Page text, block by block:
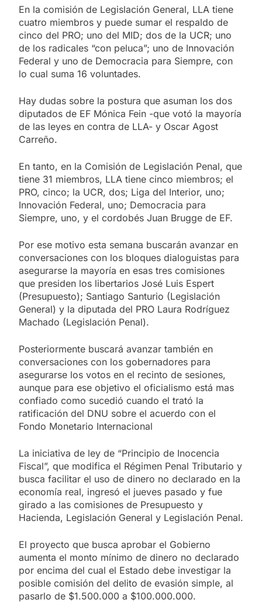
En la comisión de Legislación General, LLA tiene
cuatro miembros y puede sumar el respaldo de
cinco del PRO; uno del MID; dos de la UCR; uno
de los radicales “con peluca”; uno de Innovación
Federal y uno de Democracia para Siempre, con
lo cual suma 16 voluntades.
Hay dudas sobre la postura que asuman los dos
diputados de EF Mónica Fein -que votó la mayoría
de las leyes en contra de LLA- y Oscar Agost
Carreño.
En tanto, en la Comisión de Legislación Penal, que
tiene 31 miembros, LLA tiene cinco miembros; el
PRO, cinco; la UCR, dos; Liga del Interior, uno;
Innovación Federal, uno; Democracia para
Siempre, uno, y el cordobés Juan Brugge de EF.
Por ese motivo esta semana buscarán avanzar en
conversaciones con los bloques dialoguistas para
asegurarse la mayoría en esas tres comisiones
que presiden los libertarios José Luis Espert
(Presupuesto); Santiago Santurio (Legislación
General) y la diputada del PRO Laura Rodríguez
Machado (Legislación Penal).
Posteriormente buscará avanzar también en
conversaciones con los gobernadores para
asegurarse los votos en el recinto de sesiones,
aunque para ese objetivo el oficialismo está mas
confiado como sucedió cuando el trató la
ratificación del DNU sobre el acuerdo con el
Fondo Monetario Internacional
La iniciativa de ley de “Principio de Inocencia
Fiscal”, que modifica el Régimen Penal Tributario y
busca facilitar el uso de dinero no declarado en la
economía real, ingresó el jueves pasado y fue
girado a las comisiones de Presupuesto y
Hacienda, Legislación General y Legislación Penal.
El proyecto que busca aprobar el Gobierno
aumenta el monto mínimo de dinero no declarado
por encima del cual el Estado debe investigar la
posible comisión del delito de evasión simple, al
pasarlo de $1.500.000 a $100.000.000.